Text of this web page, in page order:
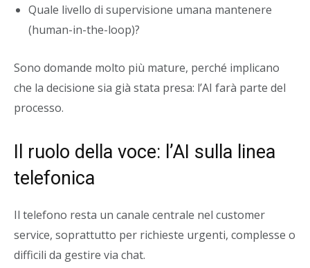
Quale livello di supervisione umana mantenere
(human-in-the-loop)?
Sono domande molto più mature, perché implicano
che la decisione sia già stata presa: l’AI farà parte del
processo.
Il ruolo della voce: l’AI sulla linea
telefonica
Il telefono resta un canale centrale nel customer
service, soprattutto per richieste urgenti, complesse o
difficili da gestire via chat.